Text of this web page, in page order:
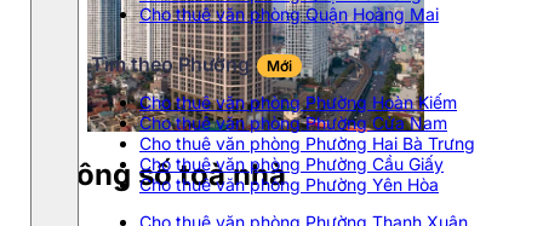
Cho thuê văn phòng Quận Hoàng Mai
Tìm theo Phường Mới
Cho thuê văn phòng Phường Hoàn Kiếm
Cho thuê văn phòng Phường Cửa Nam
Cho thuê văn phòng Phường Hai Bà Trưng
Cho thuê văn phòng Phường Cầu Giấy
Cho thuê văn phòng Phường Yên Hòa
Cho thuê văn phòng Phường Thanh Xuân
Thông số toà nhà